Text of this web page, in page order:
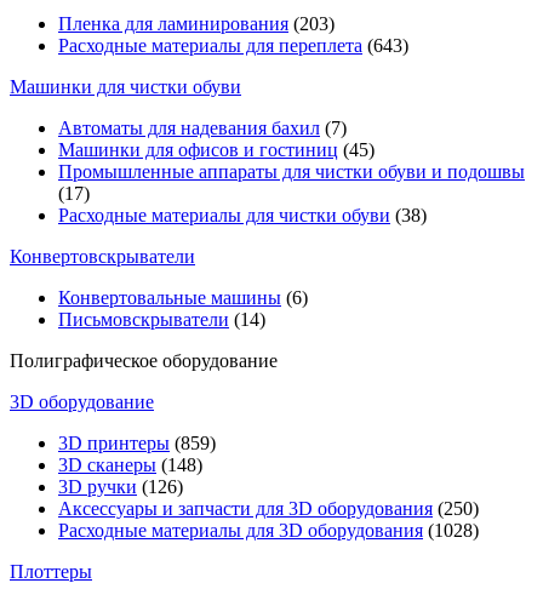
Пленка для ламинирования (203)
Расходные материалы для переплета (643)
Машинки для чистки обуви
Автоматы для надевания бахил (7)
Машинки для офисов и гостиниц (45)
Промышленные аппараты для чистки обуви и подошвы
(17)
Расходные материалы для чистки обуви (38)
Конвертовскрыватели
Конвертовальные машины (6)
Письмовскрыватели (14)
Полиграфическое оборудование
3D оборудование
3D принтеры (859)
3D сканеры (148)
3D ручки (126)
Аксессуары и запчасти для 3D оборудования (250)
Расходные материалы для 3D оборудования (1028)
Плоттеры